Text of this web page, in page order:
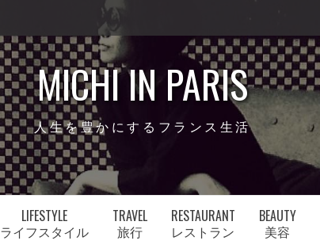
MICHI IN PARIS
人生を豊かにするフランス生活
LIFESTYLE
ライフスタイル
TRAVEL
旅行
RESTAURANT
レストラン
BEAUTY
美容